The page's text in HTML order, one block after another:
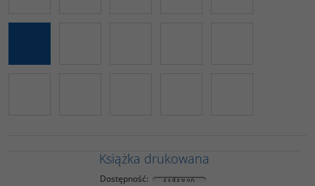
Książka drukowana
Dostępność: